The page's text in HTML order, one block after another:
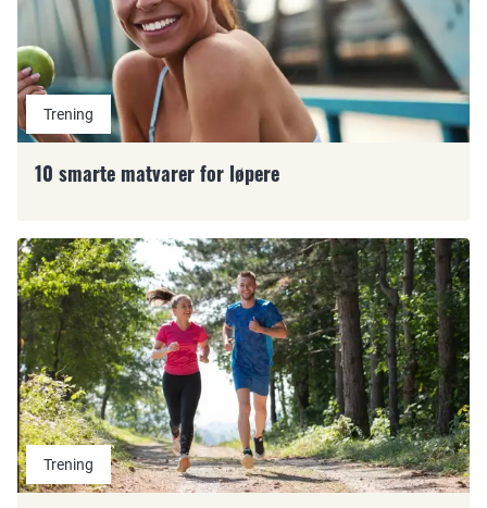
Trening
10 smarte matvarer for løpere
Trening